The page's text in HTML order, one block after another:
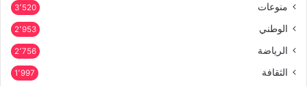
منوعات 3٬520
الوطني 2٬953
الرياضة 2٬756
الثقافة 1٬997